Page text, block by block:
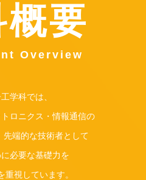
要
Overview
学科では、
ロニクス・情報通信の
先端的な技術者として
必要な基礎力を
重視しています。